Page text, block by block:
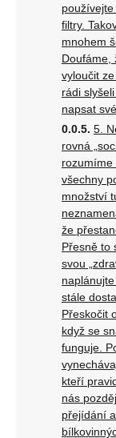
filtry.
mnohem
Doufáme,
vyloučit
rádi
napsat
5.
rovná
rozumíme
všechny
množství
že
Přesně to
svou
stále
Přeskočit
když se
funguje.
kteří
nás
přejídání